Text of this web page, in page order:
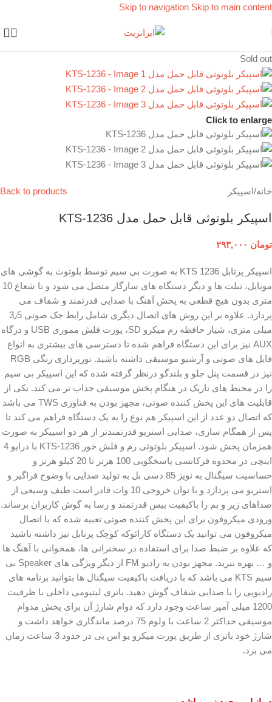
Skip to navigation Skip to main content
Sold out
Click to enlarge
خانه/اسپیکر Back to products
اسپیکر بلوتوثی قابل حمل مدل KTS-1236
تومان
اسپیکر پرتابل KTS 1236 به صورت بی سیم توسط بلوتوث به گوشی های
موبایل، تبلت ها و دیگر دستگاه های سازگار متصل می شود و تا شعاع 10
متری بدون هیچ قطعی به پخش آهنگ با صدایی قدرتمند و شفاف می
پردازد. علاوه بر این روش های اتصال دیگری شامل رابط جک صوتی 3٫5
میلی متری، شیار حافظه رم میکرو SD، پورت فلش مموری USB و درگاه
AUX نیز برای این دستگاه فراهم شده تا دسترسی های بیشتری به انواع
فایل های صوتی و آرشیو موسیقی داشته باشید. نورپردازی رنگی RGB
نیز در قسمت پنل جلو و بلندگو درنظر گرفته شده که این اسپیکر بی سیم
را در محیط های تاریک در هنگام پخش موسیقی جذاب تر می کند. یکی از
قابلیت های این پخش کننده صوتی، مجهز بودن به فناوری TWS می باشد
که اتصال دو عدد از این اسپیکر هم نوع را به یک دستگاه فراهم می کند تا
پس از همگام سازی، صدایی استریو قدرتمندتر از هر دو اسپیکر به صورت
همزمان پخش شود. اسپیکر بلوتوثی رم و فلش خور KTS-1236 با درایو 4
اینچی در محدوه فرکانسی پاسخگویی 100 هرتز تا 20 کیلو هرتز و
حساسیت سیگنال به نویز 85 دسی بل به تولید صدایی با وضوح فراگیر و
استریو می پردازد و با توان خروجی 10 وات قادر است طیف وسیعی از
صداهای زیر و بم را باکیفیت بیس قدرتمند و رسا به گوش کاربران برساند.
ورودی میکروفون برای این پخش کننده صوتی تعبیه شده که با اتصال
میکروفون می توانید یک دستگاه کارائوکه کوچک پرتابل نیز داشته باشید
که علاوه بر ضبط صدا برای استفاده در سخنرانی ها، همخوانی با آهنگ ها
و … بهره ببرید. مجهز بودن به رادیو FM از دیگر ویژگی های Speaker بی
سیم KTS می باشد که با دریافت باکیفیت سیگنال ها بتوانید برنامه های
رادیویی را با صدایی شفاف گوش دهید. باتری لیتیومی داخلی با ظرفیت
1200 میلی آمپر ساعت وجود دارد که دوام شارژ آن برای پخش مدوام
موسیقی حداکثر 2 ساعت با ولوم 75 درصد ماندگاری خواهد داشت و
شارژ خود باتری از طریق پورت میکرو یو اس بی در حدود 3 ساعت زمان
می برد.